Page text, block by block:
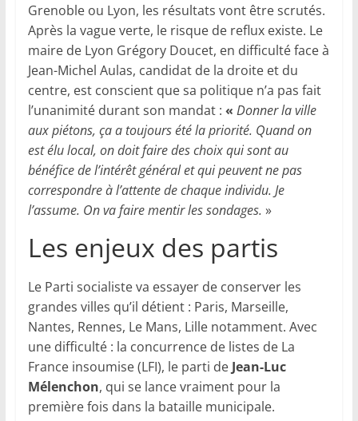
Grenoble ou Lyon, les résultats vont être scrutés.
Après la vague verte, le risque de reflux existe. Le
maire de Lyon Grégory Doucet, en difficulté face à
Jean-Michel Aulas, candidat de la droite et du
centre, est conscient que sa politique n’a pas fait
l’unanimité durant son mandat : « Donner la ville
aux piétons, ça a toujours été la priorité. Quand on
est élu local, on doit faire des choix qui sont au
bénéfice de l’intérêt général et qui peuvent ne pas
correspondre à l’attente de chaque individu. Je
l’assume. On va faire mentir les sondages. »
Les enjeux des partis
Le Parti socialiste va essayer de conserver les
grandes villes qu’il détient : Paris, Marseille,
Nantes, Rennes, Le Mans, Lille notamment. Avec
une difficulté : la concurrence de listes de La
France insoumise (LFI), le parti de Jean-Luc
Mélenchon, qui se lance vraiment pour la
première fois dans la bataille municipale.